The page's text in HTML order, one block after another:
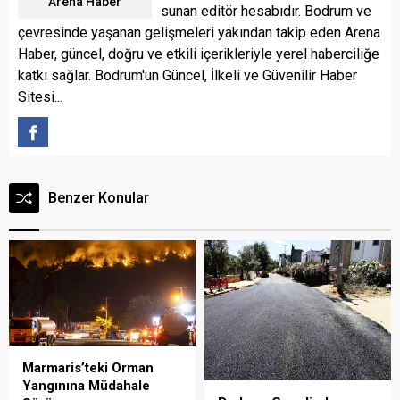
sunan editör hesabıdır. Bodrum ve
çevresinde yaşanan gelişmeleri yakından takip eden Arena
Haber, güncel, doğru ve etkili içerikleriyle yerel haberciliğe
katkı sağlar. Bodrum'un Güncel, İlkeli ve Güvenilir Haber
Sitesi...
Benzer Konular
Marmaris’teki Orman
Yangınına Müdahale